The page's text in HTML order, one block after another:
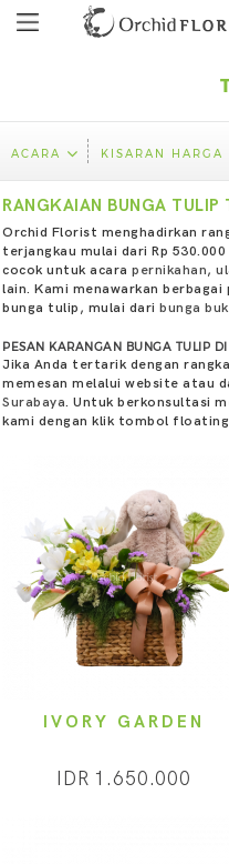
ACARA KISARAN HARGA
RANGKAIAN BUNGA TULIP
Orchid Florist menghadirkan
terjangkau mulai dari Rp
cocok untuk acara pernikahan,
lain. Kami menawarkan
bunga tulip, mulai dari bunga
PESAN KARANGAN BUNGA TULIP DI
Jika Anda tertarik dengan
memesan melalui website atau
Surabaya. Untuk berkonsultasi
kami dengan klik tombol
IVORY GARDEN
IDR 1.650.000